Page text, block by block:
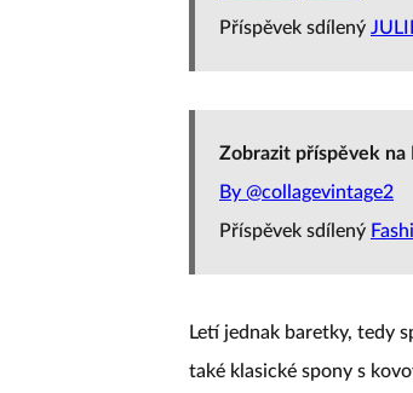
Příspěvek sdílený
Zobrazit příspěvek na
By @collagevintage2
Příspěvek sdílený
Letí jednak baretky, tedy
také klasické spony s